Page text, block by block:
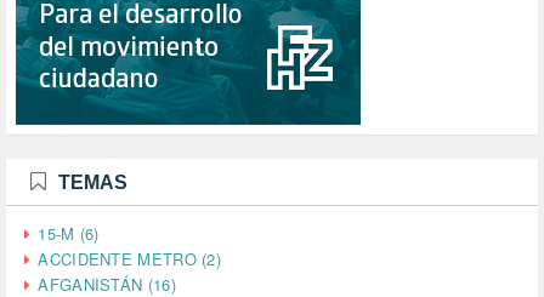
TEMAS
15-M (6)
ACCIDENTE METRO (2)
AFGANISTÁN (16)